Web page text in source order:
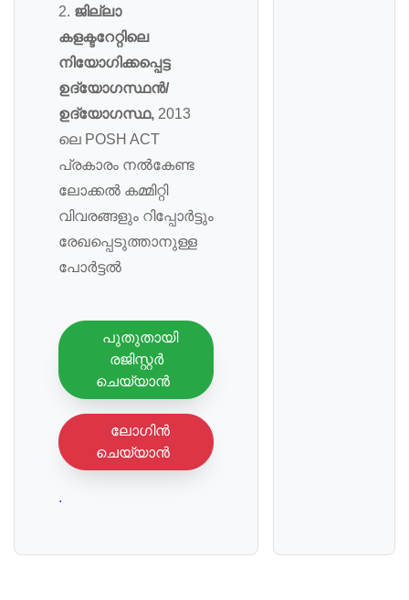
2. ജില്ലാ
കളക്ടറേറ്റിലെ
നിയോഗിക്കപ്പെട്ട
ഉദ്യോഗസ്ഥൻ/
ഉദ്യോഗസ്ഥ, 2013
ലെ POSH ACT
പ്രകാരം നല്‍കേണ്ട
ലോക്കല്‍ കമ്മിറ്റി
വിവരങ്ങളും റിപ്പോർട്ടും
രേഖപ്പെടുത്താനുള്ള
പോർട്ടല്‍
പുതുതായി
രജിസ്റ്റർ
ചെയ്യാൻ
ലോഗിൻ
ചെയ്യാൻ
.